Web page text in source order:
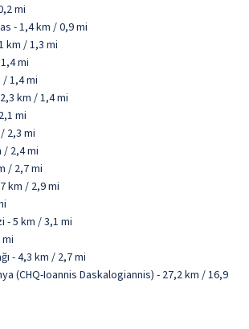
mi
- 1,4 km / 0,9 mi
km / 1,3 mi
mi
/ 1,4 mi
km / 1,4 mi
mi
2,3 mi
/ 2,4 mi
/ 2,7 mi
km / 2,9 mi
- 5 km / 3,1 mi
- 4,3 km / 2,7 mi
(CHQ-Ioannis Daskalogiannis) - 27,2 km / 16,9